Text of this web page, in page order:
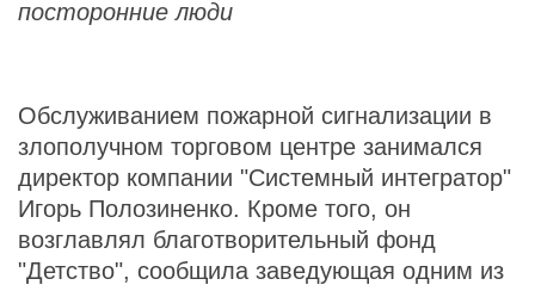
посторонние люди
Обслуживанием пожарной сигнализации в
злополучном торговом центре занимался
директор компании "Системный интегратор"
Игорь Полозиненко. Кроме того, он
возглавлял благотворительный фонд
"Детство", сообщила заведующая одним из